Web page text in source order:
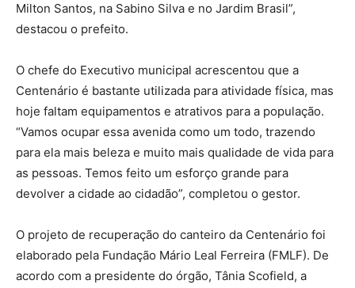
Milton Santos, na Sabino Silva e no Jardim Brasil”,
destacou o prefeito.
O chefe do Executivo municipal acrescentou que a
Centenário é bastante utilizada para atividade física, mas
hoje faltam equipamentos e atrativos para a população.
“Vamos ocupar essa avenida como um todo, trazendo
para ela mais beleza e muito mais qualidade de vida para
as pessoas. Temos feito um esforço grande para
devolver a cidade ao cidadão”, completou o gestor.
O projeto de recuperação do canteiro da Centenário foi
elaborado pela Fundação Mário Leal Ferreira (FMLF). De
acordo com a presidente do órgão, Tânia Scofield, a